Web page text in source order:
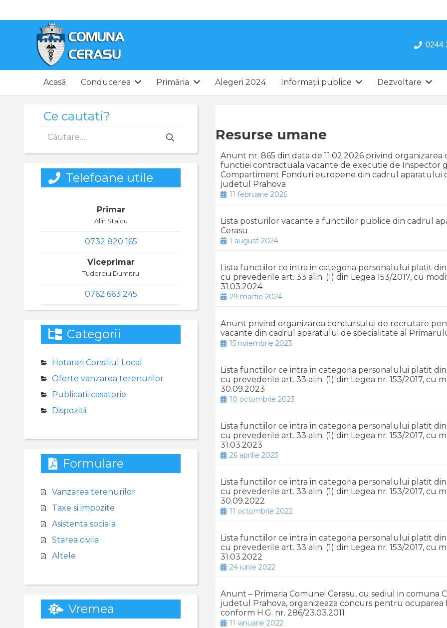
0244
Acasă Conducerea Primăria Alegeri 2024 Informații publice Dezvoltare
Resurse umane
Anunt nr. 865 din data de 11.02.2026 privind
functiei contractuala vacante de executie de Inspector
Compartiment Fonduri europene din cadrul aparatului
judetul Prahova
11 februarie 2026
Lista posturilor vacante a functiilor publice din cadrul
Cerasu
1 august 2024
Lista functiilor ce intra in categoria personalului platit
cu prevederile art. 33 alin. (1) din Legea 153/2017, cu
31.03.2024
29 martie 2024
Anunt privind organizarea concursului de recrutare
vacante din cadrul aparatului de specialitate al
15 noiembrie 2023
Lista functiilor ce intra in categoria personalului platit
cu prevederile art. 33 alin. (1) din Legea nr. 153/2017,
30.09.2023
10 octombrie 2023
Lista functiilor ce intra in categoria personalului platit
cu prevederile art. 33 alin. (1) din Legea nr. 153/2017,
31.03.2023
26 aprilie 2023
Lista functiilor ce intra in categoria personalului platit
cu prevederile art. 33 alin. (1) din Legea nr. 153/2017,
30.09.2022
11 octombrie 2022
Lista functiilor ce intra in categoria personalului platit
cu prevederile art. 33 alin. (1) din Legea nr. 153/2017,
31.03.2022
24 iunie 2022
Anunt – Primaria Comunei Cerasu, cu sediul in comuna
judetul Prahova, organizeaza concurs pentru
conform H.G. nr. 286/23.03.2011
11 ianuarie 2022
Ce cautati?
după:
Telefoane utile
Primar
Alin Staicu
0732 820 165
Viceprimar
Tudoroiu Dumitru
0762 663 245
Categorii
Hotarari Consiliul Local
Oferte vanzarea terenurilor
Publicatii casatorie
Dispozitii
Formulare
Vanzarea terenurilor
Taxe si impozite
Asistenta sociala
Starea civila
Altele
Vremea